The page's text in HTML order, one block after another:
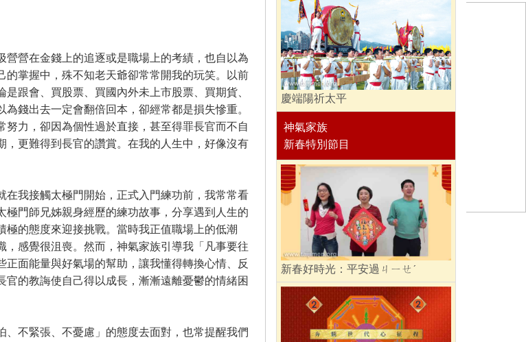
營在金錢上的追逐或是職場上的考績，也自以為
的掌握中，殊不知老天爺卻常常開我的玩笑。以前
是跟會、買股票、買國內外未上市股票、買期貨、
錢出去一定會翻倍回本，卻經常都是損失慘重。
努力，卻因為個性過於直接，甚至得罪長官而不自
，更難得到長官的讚賞。在我的人生中，好像沒有
我接觸太極門開始，正式入門練功前，我常常看
極門師兄姊親身經歷的練功故事，分享遇到人生的
極的態度來迎接挑戰。當時我正值職場上的低潮
，感覺很沮喪。然而，神氣家族引導我「凡事要往
正面能量與好氣場的幫助，讓我懂得轉換心情、反
官的教誨使自己得以成長，漸漸遠離憂鬱的情緒困
不緊張、不憂慮」的態度去面對，也常提醒我們
慶端陽祈太平
神氣家族
新春特別節目
新春好時光：平安過ㄐㄧㄝˊ